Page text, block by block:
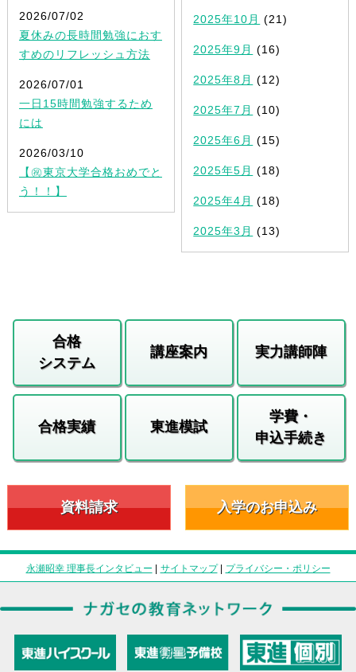
2026/07/02
夏休みの長時間勉強におす
すめのリフレッシュ方法
2026/07/01
一日15時間勉強するため
には
2026/03/10
【㊗東京大学合格おめでと
う！！】
2025年10月 (21)
2025年9月 (16)
2025年8月 (12)
2025年7月 (10)
2025年6月 (15)
2025年5月 (18)
2025年4月 (18)
2025年3月 (13)
合格
システム
講座案内 実力講師陣
合格実績 東進模試
学費・
申込手続き
資料請求 入学のお申込み
永瀬昭幸 理事長インタビュー | サイトマップ| プライバシー・ポリシー